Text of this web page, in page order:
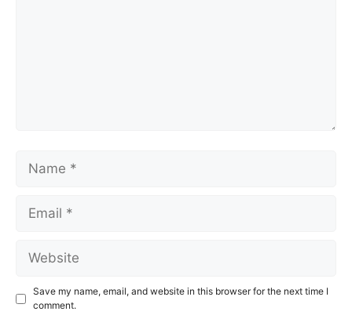
Save my name, email, and website in this browser for the next time I
comment.